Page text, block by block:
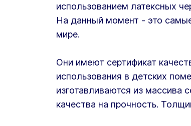
использованием латексных
На данный момент - это
мире.
Они имеют сертификат
использования в детских
изготавливаются из массива
качества на прочность.